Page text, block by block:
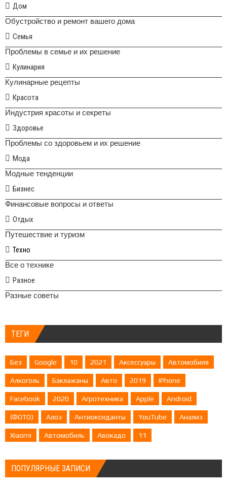
Дом
Обустройство и ремонт вашего дома
Семья
Проблемы в семье и их решение
Кулинария
Кулинарные рецепты
Красота
Индустрия красоты и секреты
Здоровье
Проблемы со здоровьем и их решение
Мода
Модные тенденции
Бизнес
Финансовые вопросы и ответы
Отдых
Путешествие и туризм
Техно
Все о технике
Разное
Разные советы
ТЕГИ
Без Google 10 2021 Аксессуары Автомобиля
Алкоголь Баклажаны Авто 2019 IPhone
Facebook 2020 Агротехника Apple Android
(ФОТО) Алоэ Антиоксиданты YouTube Анализ
Xiaomi Автомобиль Авокадо 11
ПОПУЛЯРНЫЕ ЗАПИСИ